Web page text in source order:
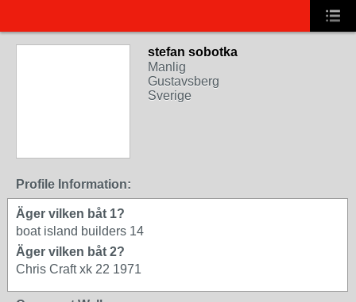
stefan sobotka
Manlig
Gustavsberg
Sverige
Profile Information:
Äger vilken båt 1?
boat island builders 14
Äger vilken båt 2?
Chris Craft xk 22 1971